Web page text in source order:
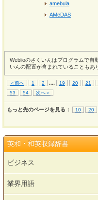
amebula
AMeDAS
Weblioのさくいんはプログラムで自
いんの配置が含まれていることもあ
＜前へ 1 2 .... 19 20 21
53 54 次へ＞
もっと先のページを見る： 10 20
英和・和英収録辞書
ビジネス
業界用語